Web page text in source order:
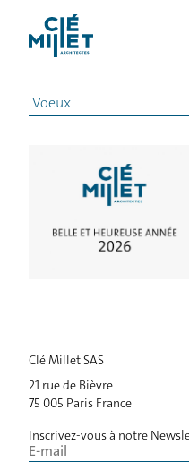
Clé Millet SAS
21 rue de Bièvre
75 005 Paris France
Inscrivez-vous à notre